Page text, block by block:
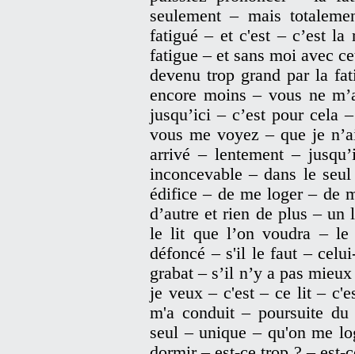
seulement – mais
fatigué – et c'est – c’est la
fatigue – et sans moi avec
devenu trop grand par la
encore moins – vous ne
jusqu’ici – c’est pour cela
vous me voyez – que je
arrivé – lentement –
inconcevable – dans le
édifice – de me loger – de
d’autre et rien de plus –
le lit que l’on voudra –
défoncé – s'il le faut –
grabat – s’il n’y a pas
je veux – c'est – ce lit –
m'a conduit – poursuite
seul – unique – qu'on me